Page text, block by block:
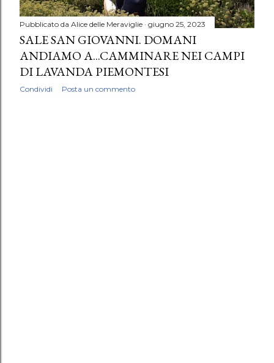
Pubblicato da Alice delle Meraviglie giugno 25, 2023
SALE SAN GIOVANNI. DOMANI
ANDIAMO A...CAMMINARE NEI CAMPI
DI LAVANDA PIEMONTESI
Condividi Posta un commento